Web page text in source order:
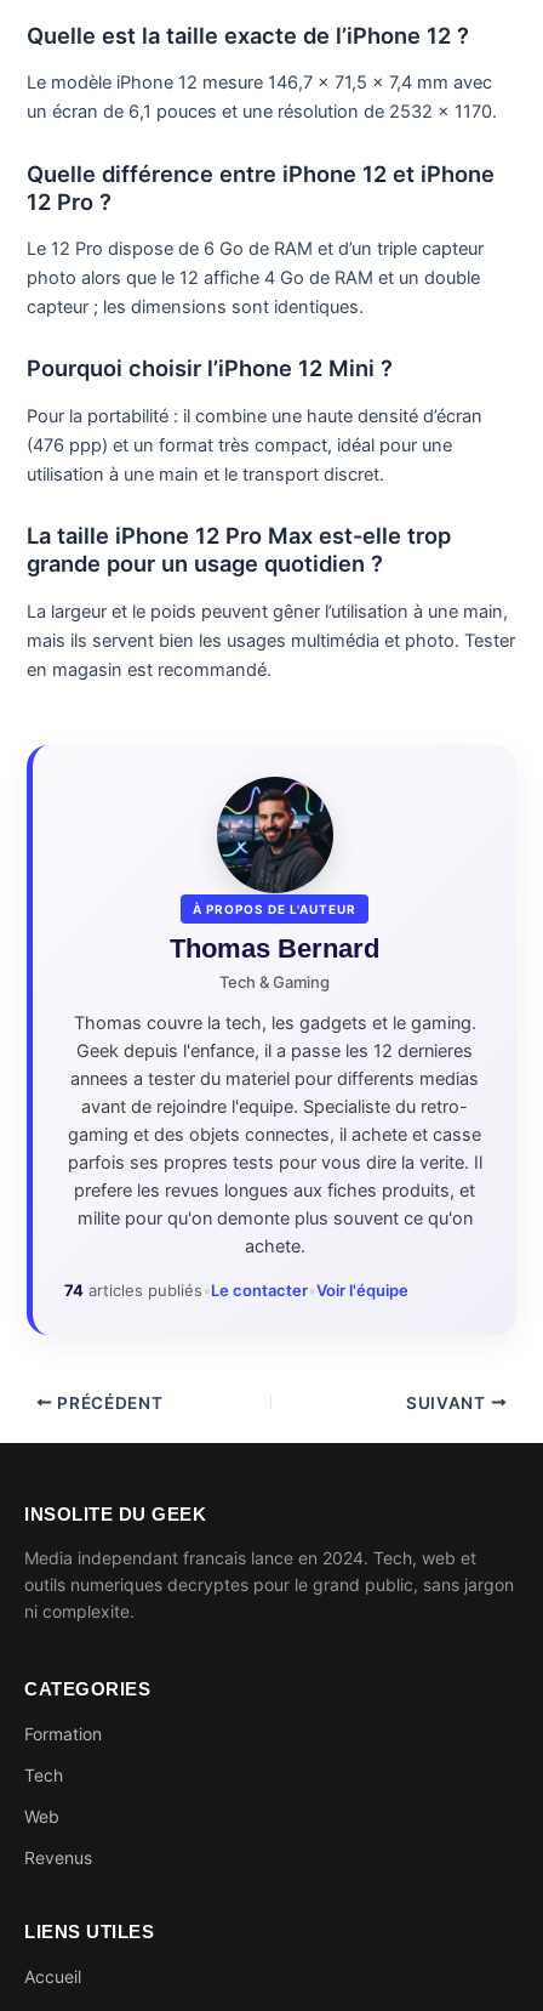
Quelle est la taille exacte de l’iPhone 12 ?
Le modèle iPhone 12 mesure 146,7 x 71,5 x 7,4 mm avec
un écran de 6,1 pouces et une résolution de 2532 x 1170.
Quelle différence entre iPhone 12 et iPhone
12 Pro ?
Le 12 Pro dispose de 6 Go de RAM et d’un triple capteur
photo alors que le 12 affiche 4 Go de RAM et un double
capteur ; les dimensions sont identiques.
Pourquoi choisir l’iPhone 12 Mini ?
Pour la portabilité : il combine une haute densité d’écran
(476 ppp) et un format très compact, idéal pour une
utilisation à une main et le transport discret.
La taille iPhone 12 Pro Max est-elle trop
grande pour un usage quotidien ?
La largeur et le poids peuvent gêner l’utilisation à une main,
mais ils servent bien les usages multimédia et photo. Tester
en magasin est recommandé.
À PROPOS DE L'AUTEUR
Thomas Bernard
Tech & Gaming
Thomas couvre la tech, les gadgets et le gaming.
Geek depuis l'enfance, il a passe les 12 dernieres
annees a tester du materiel pour differents medias
avant de rejoindre l'equipe. Specialiste du retro-
gaming et des objets connectes, il achete et casse
parfois ses propres tests pour vous dire la verite. Il
prefere les revues longues aux fiches produits, et
milite pour qu'on demonte plus souvent ce qu'on
achete.
74 articles publiés•Le contacter•Voir l'équipe
PRÉCÉDENT SUIVANT
INSOLITE DU GEEK
Media independant francais lance en 2024. Tech, web et
outils numeriques decryptes pour le grand public, sans jargon
ni complexite.
CATEGORIES
Formation
Tech
Web
Revenus
LIENS UTILES
Accueil